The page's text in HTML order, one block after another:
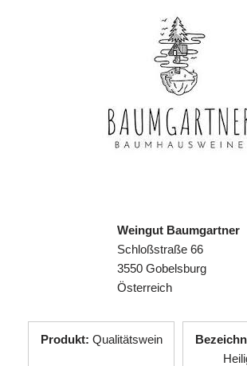
Weingut Baumgartner
Schloßstraße 66
3550 Gobelsburg
Österreich
Produkt: Qualitätswein